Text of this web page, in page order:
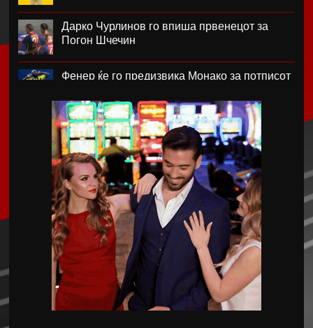
Дарко Чурлинов го впиша првенецот за
Погон Шчечин
Фенер ќе го предизвика Монако за потписот
Челзи убедливо го надигра Милан во
Австралија
Кенан Јилдиз на листата на желби на
Арсенал
Фисник Аслани не ги мина лекарските
прегледи во РБ Лајпциг
Интер подобар од Јуве во тест меч во Перт